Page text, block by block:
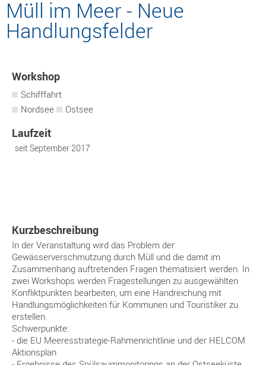
Müll im Meer - Neue
Handlungsfelder
Workshop
Schifffahrt
Nordsee
Ostsee
September 2017
Kurzbeschreibung
In der Veranstaltung wird das Problem der
Gewässerverschmutzung durch Müll und die damit im
Zusammenhang auftretenden Fragen thematisiert werden. In
zwei Workshops werden Fragestellungen zu ausgewählten
Konfliktpunkten bearbeiten, um eine Handreichung mit
Handlungsmöglichkeiten für Kommunen und Touristiker zu
erstellen.
Schwerpunkte:
- die EU Meeresstrategie-Rahmenrichtlinie und der HELCOM
Aktionsplan